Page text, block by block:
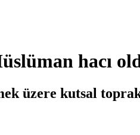
hacı
üzere kutsal